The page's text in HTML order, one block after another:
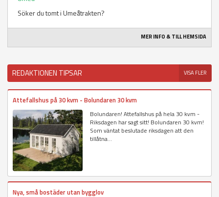
Söker du tomt i Umeåtrakten?
MER INFO & TILL HEMSIDA
REDAKTIONEN TIPSAR VISA FLER
Attefallshus på 30 kvm - Bolundaren 30 kvm
Bolundaren! Attefallshus på hela 30 kvm -
Riksdagen har sagt sitt! Bolundaren 30 kvm!
Som väntat beslutade riksdagen att den
tillåtna...
Nya, små bostäder utan bygglov